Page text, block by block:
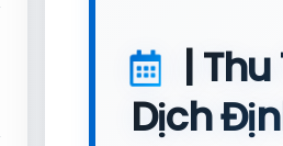
|
Dịch